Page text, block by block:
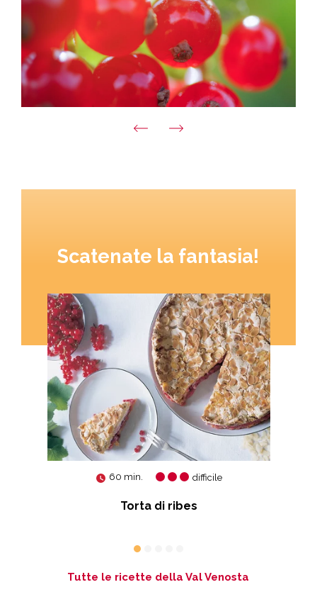
Scatenate la fantasia!
60 min. difficile
Torta di ribes
Tutte le ricette della Val Venosta